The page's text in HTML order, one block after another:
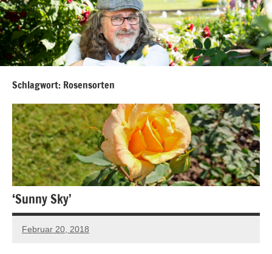
Schlagwort: Rosensorten
‘Sunny Sky’
Februar 20, 2018
Andreas
2 Kommentare